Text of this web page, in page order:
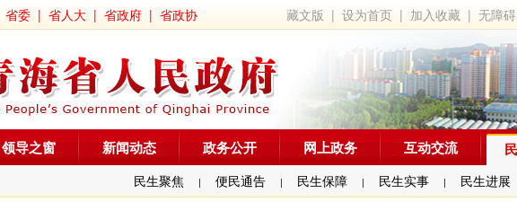
省委 | 省人大 | 省政府 | 省政协 藏文版 |设为首页 | 加入收藏 |无障
领导之窗 新闻动态 政务公开 网上政务 互动交流
民生聚焦 | 便民通告 | 民生保障 | 民生实事 | 民生进展